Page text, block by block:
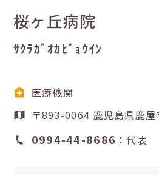
桜ヶ丘病院
ｻｸﾗｶﾞｵｶﾋﾞｮｳｲﾝ
医療機関
〒893-0064 鹿児
0994-44-8686 ：代表